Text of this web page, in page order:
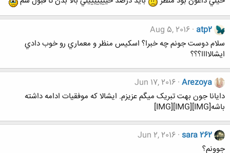
atp2
Aug 5, 2016
سلام دوست جونم چه خبرا؟ اسكيس منظر و معماري رو خوب دادي
ايشالاااا؟؟؟
Arezoya
Jun 17, 2016
دایانا جون بهت تبریک میگم عزیزم. ایشالا که موفقیات ادامه داشته
باشه[IMG][IMG][IMG]
sara 262
Jun 2, 2016
جوونم؟